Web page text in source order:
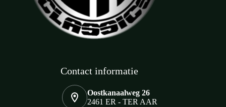
Contact informatie
Oostkanaalweg 26
2461 ER - TER AAR